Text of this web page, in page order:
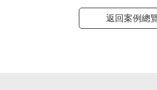
返回案例總